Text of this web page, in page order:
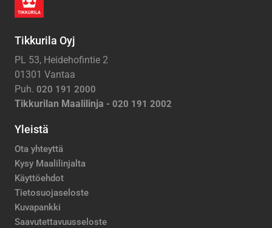
Tikkurila Oyj
PL 53, Heidehofintie 2
01301 Vantaa
Puh. 020 191 2000
Tikkurilan Maalilinja - 020 191 2002
Yleistä
Ota yhteyttä
Kysy Maalilinjalta
Käyttöehdot
Tietosuojaseloste
Kuvapankki
Saavutettavuusseloste